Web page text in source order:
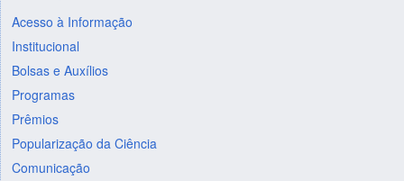
Acesso à Informação
Institucional
Bolsas e Auxílios
Programas
Prêmios
Popularização da Ciência
Comunicação